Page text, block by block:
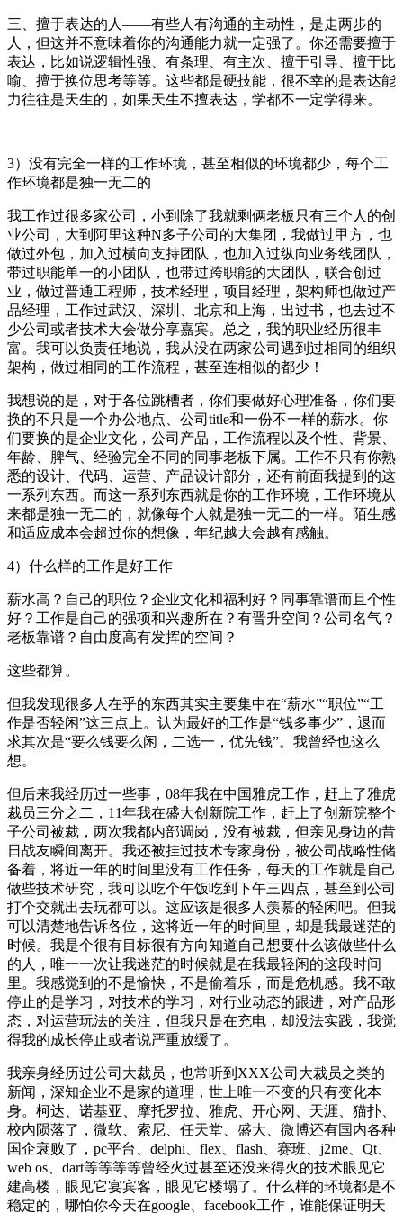
三、擅于表达的人——有些人有沟通的主动性，是走两步的
人，但这并不意味着你的沟通能力就一定强了。你还需要擅于
表达，比如说逻辑性强、有条理、有主次、擅于引导、擅于比
喻、擅于换位思考等等。这些都是硬技能，很不幸的是表达能
力往往是天生的，如果天生不擅表达，学都不一定学得来。
3）没有完全一样的工作环境，甚至相似的环境都少，每个工
作环境都是独一无二的
我工作过很多家公司，小到除了我就剩俩老板只有三个人的创
业公司，大到阿里这种N多子公司的大集团，我做过甲方，也
做过外包，加入过横向支持团队，也加入过纵向业务线团队，
带过职能单一的小团队，也带过跨职能的大团队，联合创过
业，做过普通工程师，技术经理，项目经理，架构师也做过产
品经理，工作过武汉、深圳、北京和上海，出过书，也去过不
少公司或者技术大会做分享嘉宾。总之，我的职业经历很丰
富。我可以负责任地说，我从没在两家公司遇到过相同的组织
架构，做过相同的工作流程，甚至连相似的都少！
我想说的是，对于各位跳槽者，你们要做好心理准备，你们要
换的不只是一个办公地点、公司title和一份不一样的薪水。你
们要换的是企业文化，公司产品，工作流程以及个性、背景、
年龄、脾气、经验完全不同的同事老板下属。工作不只有你熟
悉的设计、代码、运营、产品设计部分，还有前面我提到的这
一系列东西。而这一系列东西就是你的工作环境，工作环境从
来都是独一无二的，就像每个人就是独一无二的一样。陌生感
和适应成本会超过你的想像，年纪越大会越有感触。
4）什么样的工作是好工作
薪水高？自己的职位？企业文化和福利好？同事靠谱而且个性
好？工作是自己的强项和兴趣所在？有晋升空间？公司名气？
老板靠谱？自由度高有发挥的空间？
这些都算。
但我发现很多人在乎的东西其实主要集中在“薪水”“职位”“工
作是否轻闲”这三点上。认为最好的工作是“钱多事少”，退而
求其次是“要么钱要么闲，二选一，优先钱”。我曾经也这么
想。
但后来我经历过一些事，08年我在中国雅虎工作，赶上了雅虎
裁员三分之二，11年我在盛大创新院工作，赶上了创新院整个
子公司被裁，两次我都内部调岗，没有被裁，但亲见身边的昔
日战友瞬间离开。我还被挂过技术专家身份，被公司战略性储
备着，将近一年的时间里没有工作任务，每天的工作就是自己
做些技术研究，我可以吃个午饭吃到下午三四点，甚至到公司
打个交就出去玩都可以。这应该是很多人羡慕的轻闲吧。但我
可以清楚地告诉各位，这将近一年的时间里，却是我最迷茫的
时候。我是个很有目标很有方向知道自己想要什么该做些什么
的人，唯一一次让我迷茫的时候就是在我最轻闲的这段时间
里。我感觉到的不是愉快，不是偷着乐，而是危机感。我不敢
停止的是学习，对技术的学习，对行业动态的跟进，对产品形
态，对运营玩法的关注，但我只是在充电，却没法实践，我觉
得我的成长停止或者说严重放缓了。
我亲身经历过公司大裁员，也常听到XXX公司大裁员之类的
新闻，深知企业不是家的道理，世上唯一不变的只有变化本
身。柯达、诺基亚、摩托罗拉、雅虎、开心网、天涯、猫扑、
校内陨落了，微软、索尼、任天堂、盛大、微博还有国内各种
国企衰败了，pc平台、delphi、flex、flash、赛班、j2me、Qt、
web os、dart等等等等曾经火过甚至还没来得火的技术眼见它
建高楼，眼见它宴宾客，眼见它楼塌了。什么样的环境都是不
稳定的，哪怕你今天在google、facebook工作，谁能保证明天